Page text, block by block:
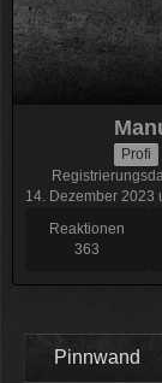
Profi
Reaktionen
363
14. Dezember 2023
Pinnwand